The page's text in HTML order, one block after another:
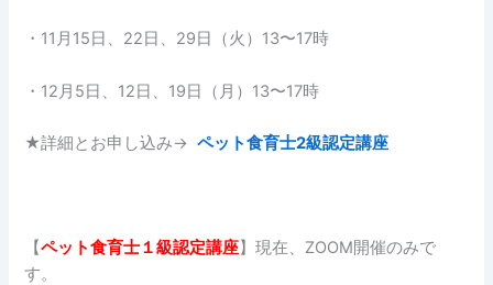
・11月15日、22日、29日（火）13〜17時
・12月5日、12日、19日（月）13〜17時
★詳細とお申し込み→ペット食育士2級認定講座
【ペット食育士１級認定講座】現在、ZOOM開催のみで
す。